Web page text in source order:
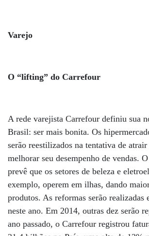
Varejo
O “lifting” do Carrefour
A rede varejista Carrefour definiu sua
Brasil: ser mais bonita. Os
serão reestilizados na tentativa de
melhorar seu desempenho de vendas.
prevê que os setores de beleza e
exemplo, operem em ilhas, dando
produtos. As reformas serão realizadas
neste ano. Em 2014, outras dez serão
ano passado, o Carrefour registrou